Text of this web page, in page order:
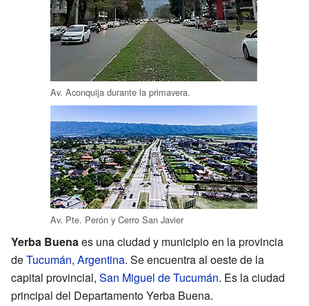
Av. Aconquija durante la primavera.
Av. Pte. Perón y Cerro San Javier
Yerba Buenaes una ciudad y municipio en la provincia
deTucumán, Argentina. Se encuentra al oeste de la
capital provincial, San Miguel de Tucumán. Es la ciudad
principal del Departamento Yerba Buena.